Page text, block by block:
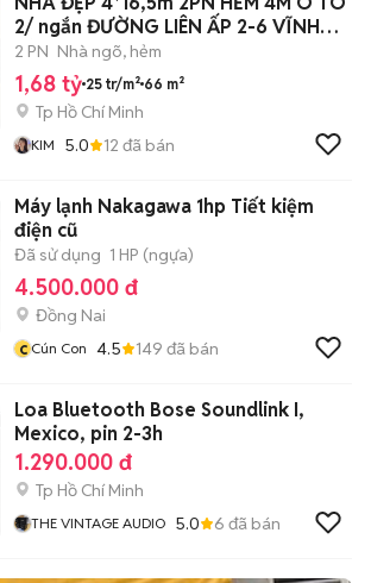
2/ ngắn ĐƯỜNG LIÊN ẤP 2-6 VĨNH
LỘC A
2 PN Nhà ngõ, hẻm
1,68 tỷ 25 tr/m² 66 m²
Tp Hồ Chí Minh
KIM 5.0 12 đã bán
Máy lạnh Nakagawa 1hp Tiết kiệm
điện cũ
Đã sử dụng 1 HP (ngựa)
4.500.000 đ
Đồng Nai
c Cún Con 4.5 149 đã bán
Loa Bluetooth Bose Soundlink I,
Mexico, pin 2-3h
1.290.000 đ
Tp Hồ Chí Minh
THE VINTAGE AUDIO 5.0 6 đã bán